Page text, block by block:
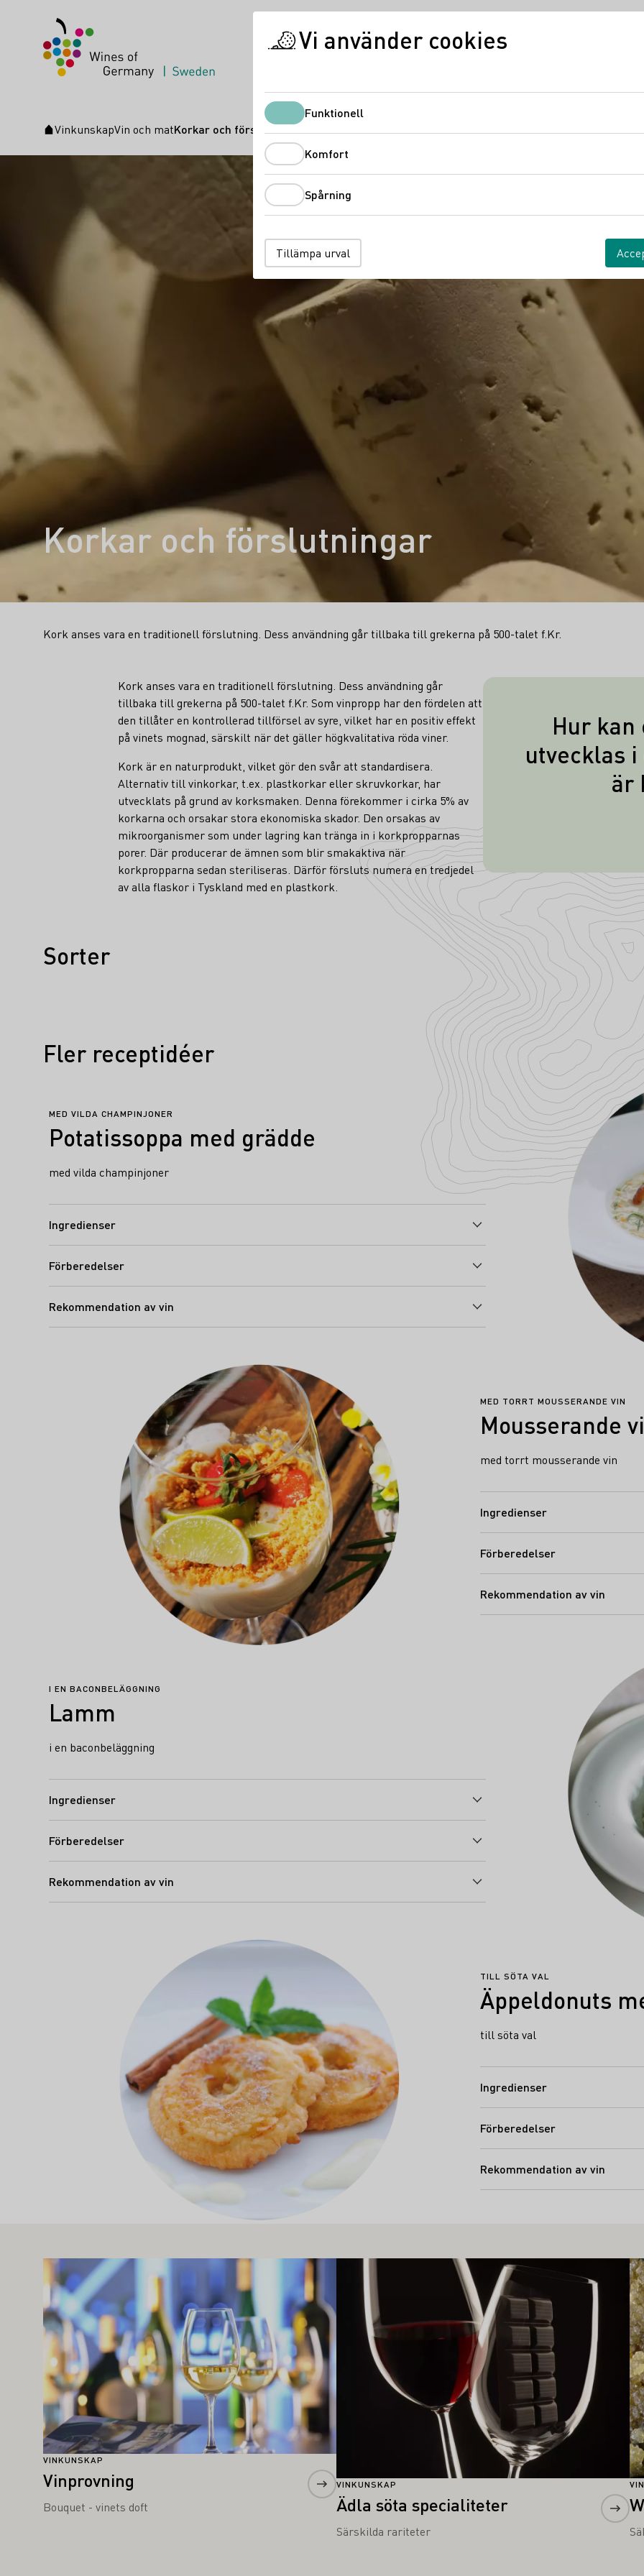
Startsida
VinkunskapVin och matKorkar och förslutningar för vin
Korkar och förslutningar
Kork anses vara en traditionell förslutning. Dess användning går tillbaka till grekerna på 500-talet f.Kr.
Kork anses vara en traditionell förslutning. Dess användning går
tillbaka till grekerna på 500-talet f.Kr. Som vinpropp har den fördelen att
den tillåter en kontrollerad tillförsel av syre, vilket har en positiv effekt
på vinets mognad, särskilt när det gäller högkvalitativa röda viner.
Kork är en naturprodukt, vilket gör den svår att standardisera.
Alternativ till vinkorkar, t.ex. plastkorkar eller skruvkorkar, har
utvecklats på grund av korksmaken. Denna förekommer i cirka 5% av
korkarna och orsakar stora ekonomiska skador. Den orsakas av
mikroorganismer som under lagring kan tränga in i korkpropparnas
porer. Där producerar de ämnen som blir smakaktiva när
korkpropparna sedan steriliseras. Därför försluts numera en tredjedel
av alla flaskor i Tyskland med en plastkork.
Hur
utvecklas
är
Korksmak
klorhaltiga
reagerar med
eller direkt till
Sorter
Fler receptidéer
MED VILDA CHAMPINJONER
Potatissoppa med grädde
med vilda champinjoner
Ingredienser
Förberedelser
Rekommendation av vin
MED TORRT MOUSSERANDE VIN
Mousserande
med torrt mousserande vin
Ingredienser
Förberedelser
Rekommendation av vin
I EN BACONBELÄGGNING
Lamm
i en baconbeläggning
Ingredienser
Förberedelser
Rekommendation av vin
TILL SÖTA VAL
Äppeldonuts
till söta val
Ingredienser
Förberedelser
Rekommendation av vin
OCKSÅ INTRESSERA DIG
VINKUNSKAP
Vinprovning
Bouquet - vinets doft
Läs mer om detta
VINKUNSKAP
Ädla söta specialiteter
Särskilda rariteter
Vi använder cookies
FunktionellFunktionell
Komfort
Spårning
Tillämpa urval